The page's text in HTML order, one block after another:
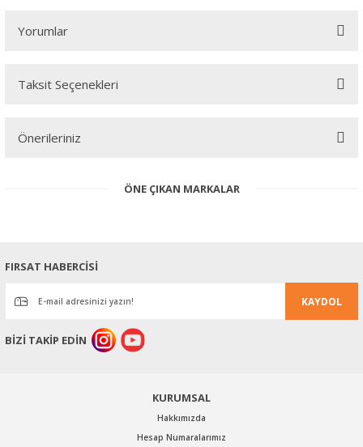
Yorumlar
Taksit Seçenekleri
Önerileriniz
konularda yetersiz gördüğünüz noktaları öneri formunu kullanarak
Ürün resmi kalitesiz, bozuk veya görüntülenemiyor.
Ürün bilgilerinde hatalar bulunuyor.
Ürün fiyatı diğer sitelerden daha pahalı.
Bu ürüne benzer farklı alternatifler olmalı.
ÖNE ÇIKAN MARKALAR
FIRSAT HABERCİSİ
KAYDOL
BİZİ TAKİP EDİN
KURUMSAL
Hakkımızda
Hesap Numaralarımız